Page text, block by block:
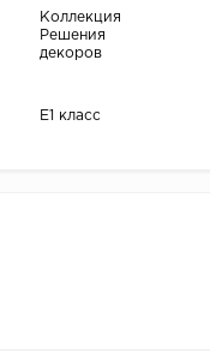
Коллекция
Решения
декоров
Е1 класс